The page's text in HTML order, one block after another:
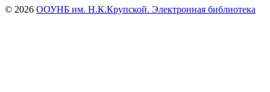
© 2026 ООУНБ им. Н.К.Крупской. Электронная библиотека